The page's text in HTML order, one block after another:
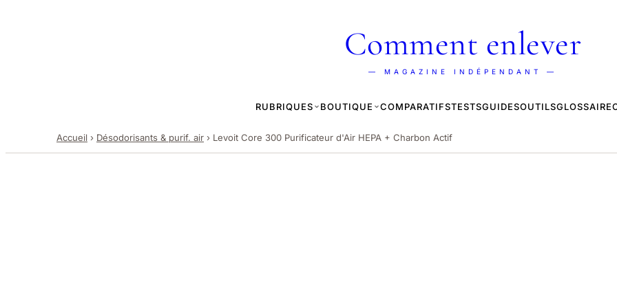
Comment enlever
— MAGAZINE INDÉPENDANT —
RUBRIQUES BOUTIQUE COMPARATIFSTESTSGUIDESOUTILSGLOSSAIRE
Accueil › Désodorisants & purif. air › Levoit Core 300 Purificateur d'Air HEPA + Charbon Actif